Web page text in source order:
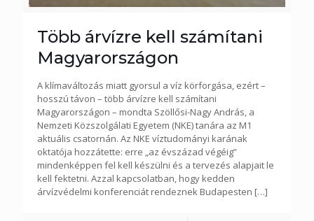
Több árvízre kell számítani
Magyarországon
A klímaváltozás miatt gyorsul a víz körforgása, ezért –
hosszú távon – több árvízre kell számítani
Magyarországon – mondta Szöllősi-Nagy András, a
Nemzeti Közszolgálati Egyetem (NKE) tanára az M1
aktuális csatornán. Az NKE víztudományi karának
oktatója hozzátette: erre „az évszázad végéig”
mindenképpen fel kell készülni és a tervezés alapjait le
kell fektetni. Azzal kapcsolatban, hogy kedden
árvízvédelmi konferenciát rendeznek Budapesten […]